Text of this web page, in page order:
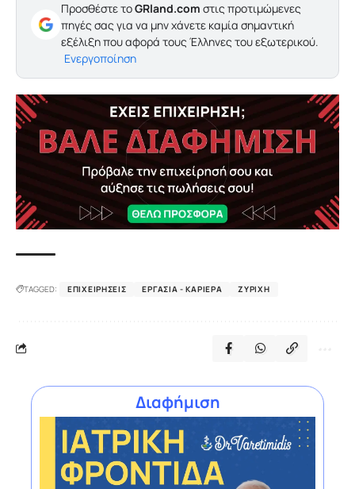
Προσθέστε τοGRland.com στις προτιμώμενες
πηγές σας για να μην χάνετε καμία σημαντική
εξέλιξη που αφορά τους Έλληνες του εξωτερικού.
Ενεργοποίηση
TAGGED: ΕΠΙΧΕΙΡΉΣΕΙΣ ΕΡΓΑΣΊΑ - ΚΑΡΙΈΡΑ ΖΥΡΊΧΗ
Διαφήμιση